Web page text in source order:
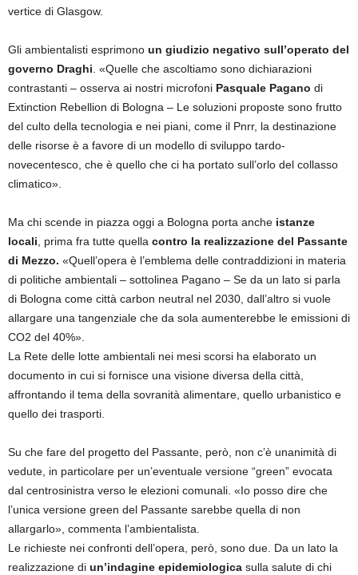
vertice di Glasgow.
Gli ambientalisti esprimono un giudizio negativo sull’operato del
governo Draghi. «Quelle che ascoltiamo sono dichiarazioni
contrastanti – osserva ai nostri microfoni Pasquale Pagano di
Extinction Rebellion di Bologna – Le soluzioni proposte sono frutto
del culto della tecnologia e nei piani, come il Pnrr, la destinazione
delle risorse è a favore di un modello di sviluppo tardo-
novecentesco, che è quello che ci ha portato sull’orlo del collasso
climatico».
Ma chi scende in piazza oggi a Bologna porta anche istanze
locali, prima fra tutte quella contro la realizzazione del Passante
di Mezzo. «Quell’opera è l’emblema delle contraddizioni in materia
di politiche ambientali – sottolinea Pagano – Se da un lato si parla
di Bologna come città carbon neutral nel 2030, dall’altro si vuole
allargare una tangenziale che da sola aumenterebbe le emissioni di
CO2 del 40%».
La Rete delle lotte ambientali nei mesi scorsi ha elaborato un
documento in cui si fornisce una visione diversa della città,
affrontando il tema della sovranità alimentare, quello urbanistico e
quello dei trasporti.
Su che fare del progetto del Passante, però, non c’è unanimità di
vedute, in particolare per un’eventuale versione “green” evocata
dal centrosinistra verso le elezioni comunali. «Io posso dire che
l’unica versione green del Passante sarebbe quella di non
allargarlo», commenta l’ambientalista.
Le richieste nei confronti dell’opera, però, sono due. Da un lato la
realizzazione di un’indagine epidemiologica sulla salute di chi